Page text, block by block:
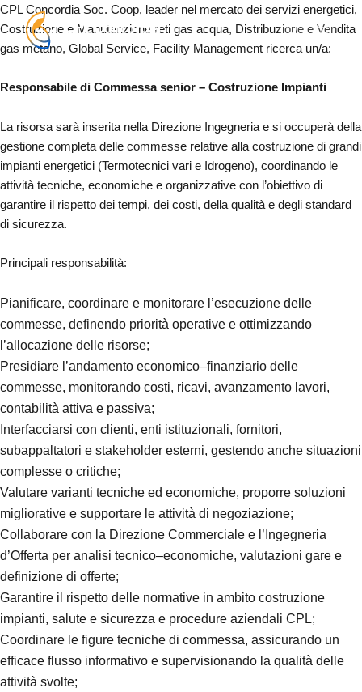
CPL Concordia Soc. Coop, leader nel mercato dei servizi energetici,
Costruzione e Manutenzione reti gas acqua, Distribuzione e Vendita
gas metano, Global Service, Facility Management ricerca un/a:
Responsabile di Commessa senior – Costruzione Impianti
La risorsa sarà inserita nella Direzione Ingegneria e si occuperà della
gestione completa delle commesse relative alla costruzione di grandi
impianti energetici (Termotecnici vari e Idrogeno), coordinando le
attività tecniche, economiche e organizzative con l’obiettivo di
garantire il rispetto dei tempi, dei costi, della qualità e degli standard
di sicurezza.
Principali responsabilità:
Pianificare, coordinare e monitorare l’esecuzione delle
commesse, definendo priorità operative e ottimizzando
l’allocazione delle risorse;
Presidiare l’andamento economico–finanziario delle
commesse, monitorando costi, ricavi, avanzamento lavori,
contabilità attiva e passiva;
Interfacciarsi con clienti, enti istituzionali, fornitori,
subappaltatori e stakeholder esterni, gestendo anche situazioni
complesse o critiche;
Valutare varianti tecniche ed economiche, proporre soluzioni
migliorative e supportare le attività di negoziazione;
Collaborare con la Direzione Commerciale e l’Ingegneria
d’Offerta per analisi tecnico–economiche, valutazioni gare e
definizione di offerte;
Garantire il rispetto delle normative in ambito costruzione
impianti, salute e sicurezza e procedure aziendali CPL;
Coordinare le figure tecniche di commessa, assicurando un
efficace flusso informativo e supervisionando la qualità delle
attività svolte;